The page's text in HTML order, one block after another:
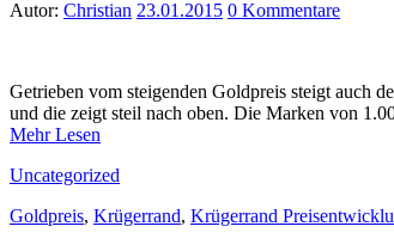
Autor: Christian 23.01.2015 0 Kommentare
Getrieben vom steigenden Goldpreis steigt auch
und die zeigt steil nach oben. Die Marken von
Mehr Lesen
Uncategorized
Goldpreis, Krügerrand, Krügerrand